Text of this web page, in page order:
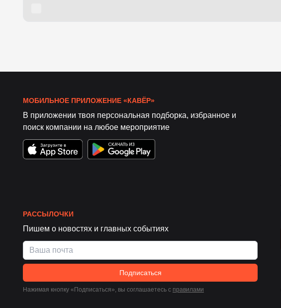
МОБИЛЬНОЕ ПРИЛОЖЕНИЕ «КАВЁР»
В приложении твоя персональная подборка, избранное и
поиск компании на любое мероприятие
РАССЫЛОЧКИ
Пишем о новостях и главных событиях
Подписаться
Нажимая кнопку «Подписаться», вы соглашаетесь c правилами